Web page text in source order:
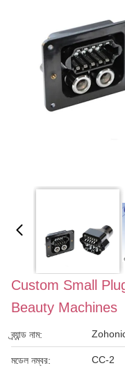
Custom Small
Beauty Machines
ব্র্যান্ড নাম:
মডেল নম্বর: CC-2